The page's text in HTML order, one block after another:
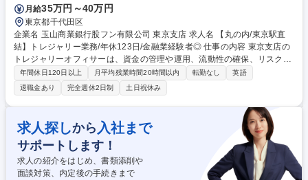
月給35万円～40万円
東京都千代田区
企業名 玉山商業銀行股フン有限公司 東京支店 求人名 【丸の内/東京駅直
結】トレジャリー業務/年休123日/金融業経験者◎ 仕事の内容 東京支店の
トレジャリーオフィサーは、資金の管理や運用、流動性の確保、リスクの
コントロールを行い、在日支店全体の財務目標を達成する役割を担いま
す。金融業界出身者県外！積極的にご応募ください。 ■ALM運営支援:在日
支店のバランスシートの最適化■流動性管理:日々のキャッシュフロー･資
金調達･流動性を管理し、流動性比率を監視■市場調査およびデューデリジ
ェンス:プライマリー市場･セカンダリー市場における固定利付有価証券の
市況を把握、定期的にデューデリジェンスを実施■コンプライアンス対応:
取引が内部および外部の規制要件を遵守していることを確認する■リスク
管理:リスクの特定･管理･関連レポート作成 募集職種 【丸の内/東京駅直
結】トレジャリー業務/年休123日/金融業経験者◎
年間休日120日以上 月平均残業時間20時間以内 転勤なし
英語
退職金あり
完全週休2日制 土日祝休み
求人探しから 入社まで
サポートします！
求人の紹介をはじめ、書類添削や
面談対策、内定後の手続きまで